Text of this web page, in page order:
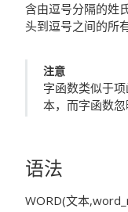
含由逗号分隔的姓
头到逗号之间的所
注意
字函数类似于项
本，而字函数
语法
WORD(文本